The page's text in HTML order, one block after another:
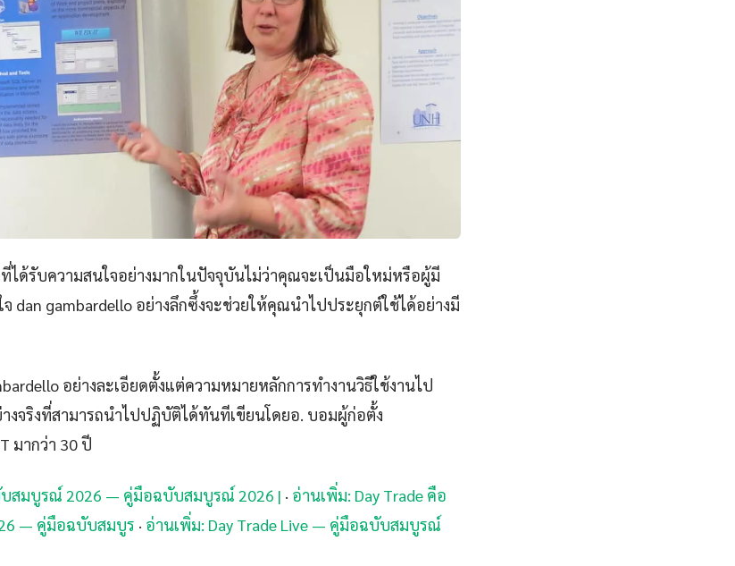
ได้รับความสนใจอย่างมากในปัจจุบันไม่ว่าคุณจะเป็นมือใหม่หรือผู้มี
dan gambardello อย่างลึกซึ้งจะช่วยให้คุณนำไปประยุกต์ใช้ได้อย่างมี
อย่างละเอียดตั้งแต่ความหมายหลักการทำงานวิธีใช้งานไป
งจริงที่สามารถนำไปปฏิบัติได้ทันทีเขียนโดยอ. บอมผู้ก่อตั้ง
มากว่า 30 ปี
สมบูรณ์ 2026 — คู่มือฉบับสมบูรณ์ 2026 | · อ่านเพิ่ม: Day Trade คือ
— คู่มือฉบับสมบูร · อ่านเพิ่ม: Day Trade Live — คู่มือฉบับสมบูรณ์